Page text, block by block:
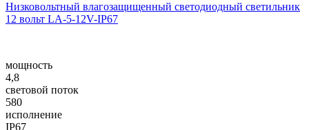
Низковольтный влагозащищенный светодиодный светильник
12 вольт LA-5-12V-IP67
мощность
4,8
световой поток
580
исполнение
IP67